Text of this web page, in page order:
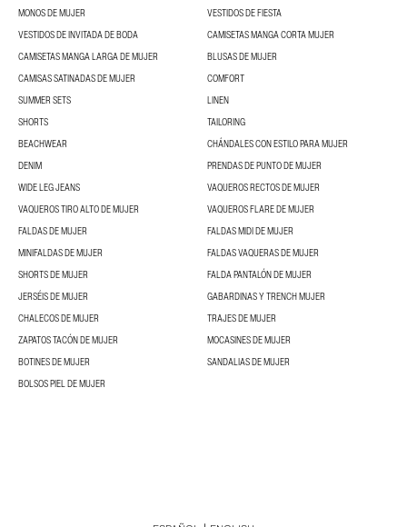
MONOS DE MUJER
VESTIDOS DE FIESTA
VESTIDOS DE INVITADA DE BODA
CAMISETAS MANGA CORTA MUJER
CAMISETAS MANGA LARGA DE MUJER
BLUSAS DE MUJER
CAMISAS SATINADAS DE MUJER
COMFORT
SUMMER SETS
LINEN
SHORTS
TAILORING
BEACHWEAR
CHÁNDALES CON ESTILO PARA MUJER
DENIM
PRENDAS DE PUNTO DE MUJER
WIDE LEG JEANS
VAQUEROS RECTOS DE MUJER
VAQUEROS TIRO ALTO DE MUJER
VAQUEROS FLARE DE MUJER
FALDAS DE MUJER
FALDAS MIDI DE MUJER
MINIFALDAS DE MUJER
FALDAS VAQUERAS DE MUJER
SHORTS DE MUJER
FALDA PANTALÓN DE MUJER
JERSÉIS DE MUJER
GABARDINAS Y TRENCH MUJER
CHALECOS DE MUJER
TRAJES DE MUJER
ZAPATOS TACÓN DE MUJER
MOCASINES DE MUJER
BOTINES DE MUJER
SANDALIAS DE MUJER
BOLSOS PIEL DE MUJER